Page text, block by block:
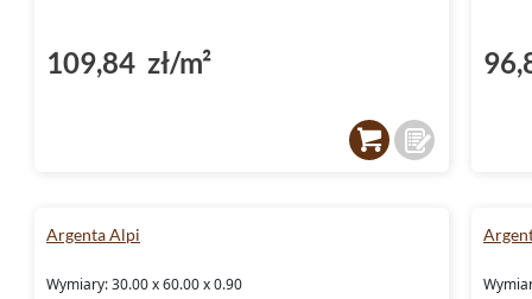
109,84 zł/m²
Argenta Alpi
Wymiary: 30.00 x 60.00 x 0.90